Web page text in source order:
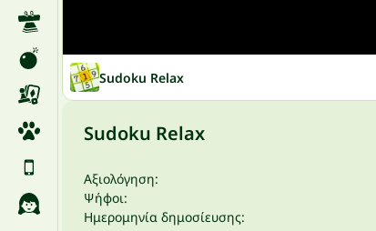
Sudoku Relax
Sudoku Relax
Αξιολόγηση:
Ψήφοι:
Ημερομηνία δημοσίευσης: